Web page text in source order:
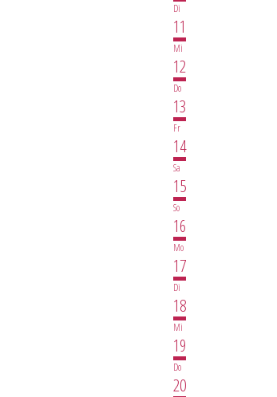
Di
11
Mi
12
Do
13
Fr
14
Sa
15
So
16
Mo
17
Di
18
Mi
19
Do
20